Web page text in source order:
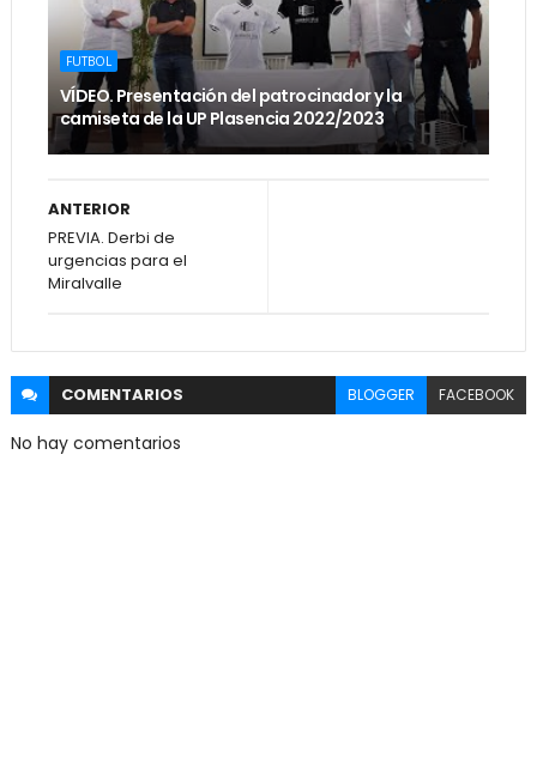
FUTBOL
VÍDEO. Presentación del patrocinador y la
camiseta de la UP Plasencia 2022/2023
ANTERIOR
PREVIA. Derbi de
urgencias para el
Miralvalle
COMENTARIOS BLOGGER FACEBOOK
No hay comentarios